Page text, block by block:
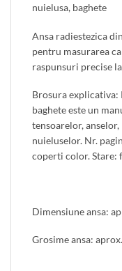
nuielusa, baghete
Ansa radiestezica
pentru masurarea
raspunsuri precise
Brosura explicativa:
baghete este un
tensoarelor,
nuieluselor. Nr.
coperti color. Stare:
Dimensiune ansa:
Grosime ansa: